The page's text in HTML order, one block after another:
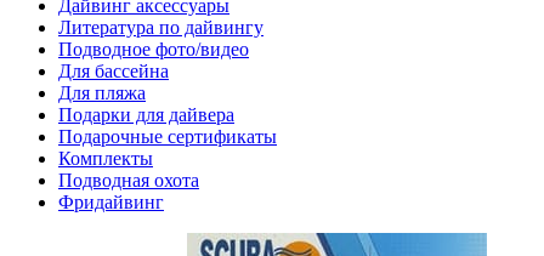
Дайвинг аксессуары
Литература по дайвингу
Подводное фото/видео
Для бассейна
Для пляжа
Подарки для дайвера
Подарочные сертификаты
Комплекты
Подводная охота
Фридайвинг